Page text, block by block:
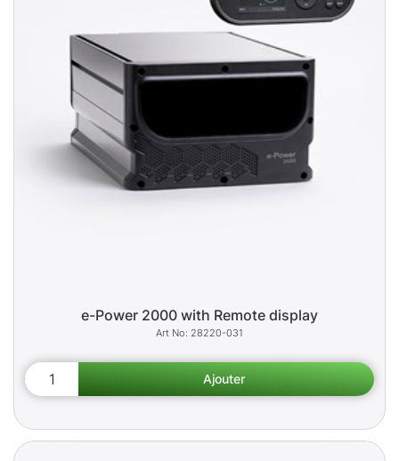
e-Power 2000 with Remote display
28220-031